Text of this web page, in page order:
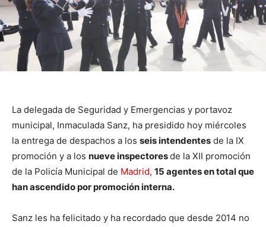
La delegada de Seguridad y Emergencias y portavoz
municipal, Inmaculada Sanz, ha presidido hoy miércoles
la entrega de despachos a los seis intendentes de la IX
promoción y a los nueve inspectoresde la XII promoción
de la Policía Municipal de Madrid, 15 agentes en total que
han ascendido por promoción interna.
Sanz les ha felicitado y ha recordado que desde 2014 no